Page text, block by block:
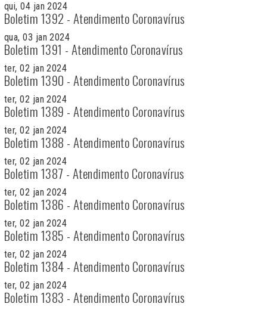
qui, 04 jan 2024
Boletim 1392 - Atendimento Coronavírus
qua, 03 jan 2024
Boletim 1391 - Atendimento Coronavírus
ter, 02 jan 2024
Boletim 1390 - Atendimento Coronavírus
ter, 02 jan 2024
Boletim 1389 - Atendimento Coronavírus
ter, 02 jan 2024
Boletim 1388 - Atendimento Coronavírus
ter, 02 jan 2024
Boletim 1387 - Atendimento Coronavírus
ter, 02 jan 2024
Boletim 1386 - Atendimento Coronavírus
ter, 02 jan 2024
Boletim 1385 - Atendimento Coronavírus
ter, 02 jan 2024
Boletim 1384 - Atendimento Coronavírus
ter, 02 jan 2024
Boletim 1383 - Atendimento Coronavírus